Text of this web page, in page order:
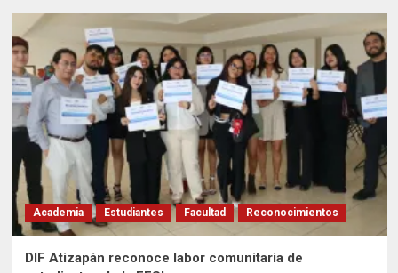
Academia Estudiantes Facultad Reconocimientos
DIF Atizapán reconoce labor comunitaria de